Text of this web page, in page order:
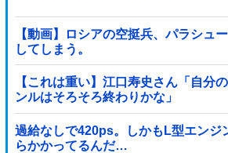
【動画】ロシアの空挺兵、パラシュ
してしまう。
【これは重い】江口寿史さん「自分
ンルはそろそろ終わりかな」
過給なしで420ps。しかもL型エンジ
らかかってるんだ…